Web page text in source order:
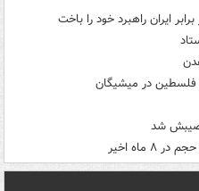
ایران راهبرد خود را باخت
فلسطین در میشیگان
نصیبش شد
اخیر